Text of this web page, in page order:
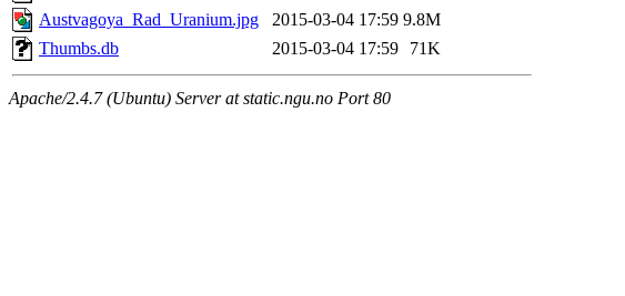
Austvagoya_Rad_Uranium.jpg
2015-03-04 17:59 9.8M
Thumbs.db
2015-03-04 17:59 71K
Apache/2.4.7 (Ubuntu) Server at static.ngu.no Port 80